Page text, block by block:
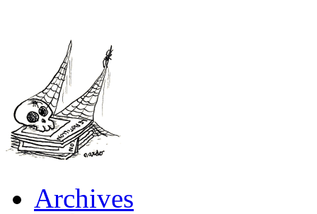
Archives